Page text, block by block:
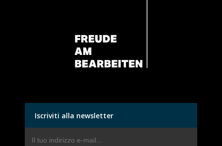
Iscriviti alla newsletter